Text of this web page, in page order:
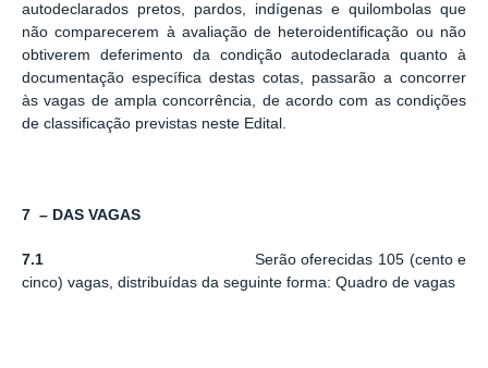
autodeclarados pretos, pardos, indígenas e quilombolas que
não comparecerem à avaliação de heteroidentificação ou não
obtiverem deferimento da condição autodeclarada quanto à
documentação específica destas cotas, passarão a concorrer
às vagas de ampla concorrência, de acordo com as condições
de classificação previstas neste Edital.
7 – DAS VAGAS
7.1 Serão oferecidas 105 (cento e
cinco) vagas, distribuídas da seguinte forma: Quadro de vagas